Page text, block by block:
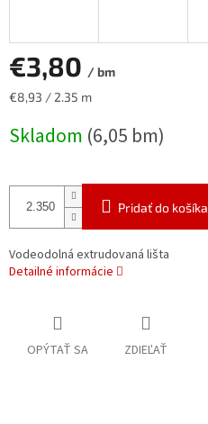
€3,80 / bm
Jednotková
€8,93 / 2.35 m
Skladom (6,05 bm)
Pridať do košíka
Vodeodolná extrudovaná lišta
Detailné informácie
OPÝTAŤ SA ZDIEĽAŤ